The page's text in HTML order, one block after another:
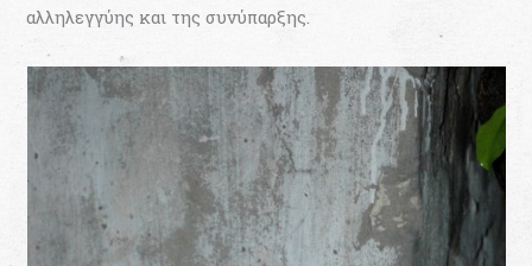
αλληλεγγύης και της συνύπαρξης.